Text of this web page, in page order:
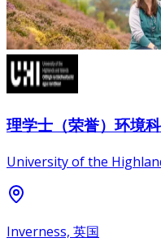
理学士（荣誉）环境
University of the
Inverness, 英国